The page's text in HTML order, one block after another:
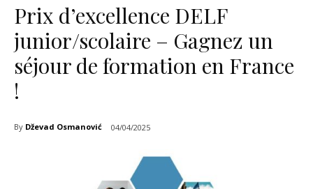
Prix d’excellence DELF
junior/scolaire – Gagnez un
séjour de formation en France
!
By Dževad Osmanović 04/04/2025